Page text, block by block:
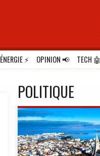
ÉNERGIE⚡ OPINION📢 TECH 🤖
POLITIQUE